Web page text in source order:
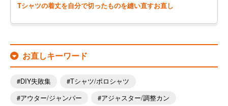
Tシャツの着丈を自分で切ったものを縫い直すお直し
お直しキーワード
DIY失敗集
Tシャツ/ポロシャツ
アウター/ジャンパー
アジャスター/調整カン